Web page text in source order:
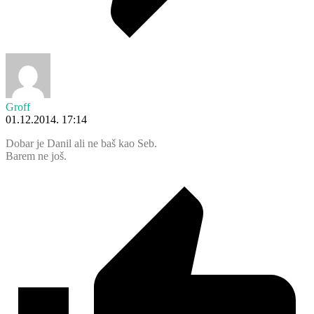
Groff
01.12.2014. 17:14
Dobar je Danil ali ne baš kao Seb.
Barem ne još.